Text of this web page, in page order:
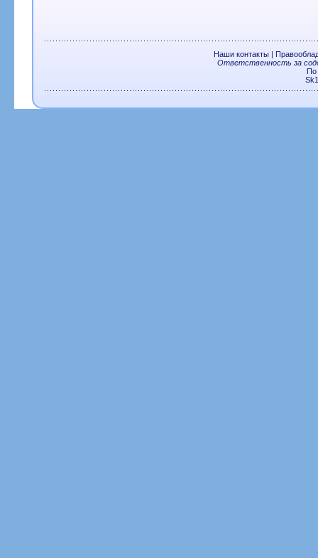
Наши контакты|
Ответственность за
По